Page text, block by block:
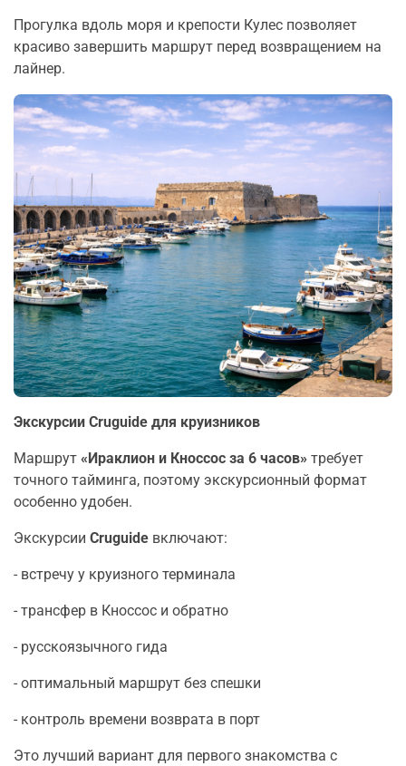
Прогулка вдоль моря и крепости Кулес позволяет
красиво завершить маршрут перед возвращением на
лайнер.
Экскурсии Cruguide для круизников
Маршрут «Ираклион и Кноссос за 6 часов» требует
точного тайминга, поэтому экскурсионный формат
особенно удобен.
Экскурсии Cruguide включают:
- встречу у круизного терминала
- трансфер в Кноссос и обратно
- русскоязычного гида
- оптимальный маршрут без спешки
- контроль времени возврата в порт
Это лучший вариант для первого знакомства с